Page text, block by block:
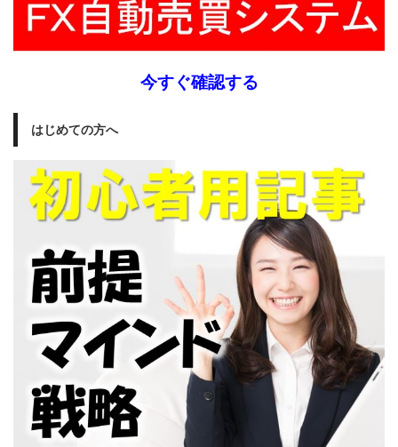
今すぐ確認する
はじめての方へ